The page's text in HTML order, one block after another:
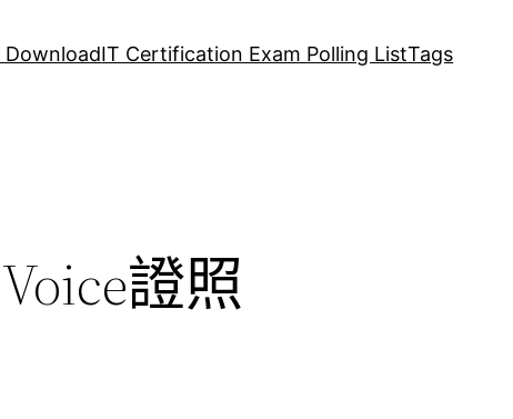
DownloadIT Certification Exam Polling ListTags
證照